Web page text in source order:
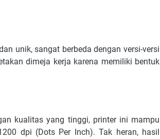
unik, sangat berbeda dengan versi-versi
dimeja kerja karena memiliki bentuk
kualitas yang tinggi, printer ini mampu
dpi (Dots Per Inch). Tak heran, hasil